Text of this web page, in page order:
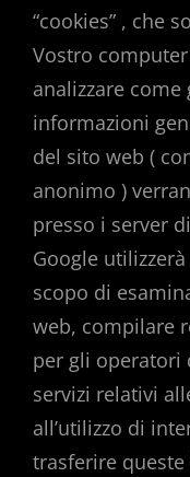
“cookies” , che
Vostro
analizzare
informazioni
del sito web (
anonimo )
presso i server
Google
scopo di
web, compilare
per gli operatori
servizi relativi
all’utilizzo di
trasferire